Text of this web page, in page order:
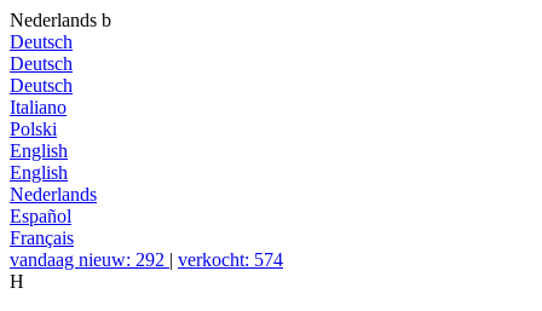
Nederlands b
Deutsch
Deutsch
Deutsch
Italiano
Polski
English
English
Nederlands
Español
Français
vandaag nieuw: 292 | verkocht: 574
H